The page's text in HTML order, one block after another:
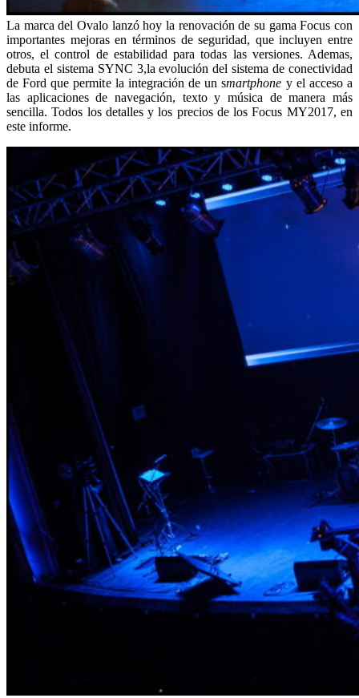
La marca del Ovalo lanzó hoy la renovación de su gama Focus con
importantes mejoras en términos de seguridad, que incluyen entre
otros, el control de estabilidad para todas las versiones. Ademas,
debuta el sistema SYNC 3,la evolución del sistema de conectividad
de Ford que permite la integración de un smartphone y el acceso a
las aplicaciones de navegación, texto y música de manera más
sencilla. Todos los detalles y los precios de los Focus MY2017, en
este informe.